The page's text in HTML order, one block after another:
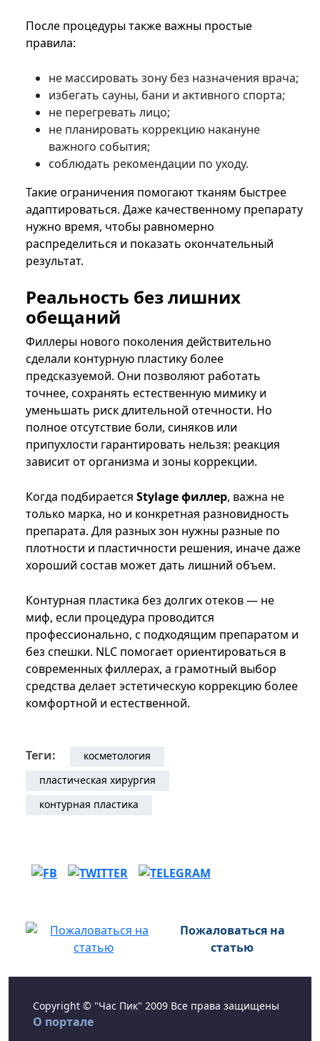
После процедуры также важны простые
правила:
не массировать зону без назначения врача;
избегать сауны, бани и активного спорта;
не перегревать лицо;
не планировать коррекцию накануне
важного события;
соблюдать рекомендации по уходу.
Такие ограничения помогают тканям быстрее
адаптироваться. Даже качественному препарату
нужно время, чтобы равномерно
распределиться и показать окончательный
результат.
Реальность без лишних
обещаний
Филлеры нового поколения действительно
сделали контурную пластику более
предсказуемой. Они позволяют работать
точнее, сохранять естественную мимику и
уменьшать риск длительной отечности. Но
полное отсутствие боли, синяков или
припухлости гарантировать нельзя: реакция
зависит от организма и зоны коррекции.
Когда подбирается Stylage филлер, важна не
только марка, но и конкретная разновидность
препарата. Для разных зон нужны разные по
плотности и пластичности решения, иначе даже
хороший состав может дать лишний объем.
Контурная пластика без долгих отеков — не
миф, если процедура проводится
профессионально, с подходящим препаратом и
без спешки. NLC помогает ориентироваться в
современных филлерах, а грамотный выбор
средства делает эстетическую коррекцию более
комфортной и естественной.
Теги:
косметология
пластическая хирургия
контурная пластика
Пожаловаться на
статью
Copyright © "Час Пик" 2009 Все права защищены
О портале